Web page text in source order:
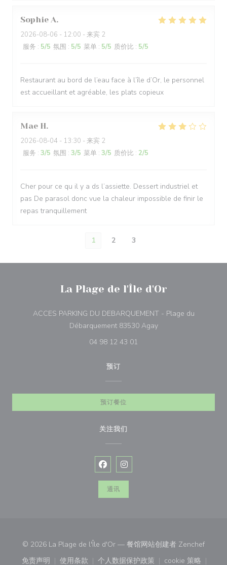
Sophie A
2026-08-06 - 12:00 - 来宾 2
服务 : 5/5 氛围 : 5/5 菜单 : 5/5 质价比 : 5/5
Restaurant au bord de l’eau face à l’île d’Or, le personnel
est accueillant et agréable, les plats copieux
Mae H
2026-08-04 - 13:30 - 来宾 2
服务 : 3/5 氛围 : 3/5 菜单 : 3/5 质价比 : 2/5
Cher pour ce qu il y a ds l’assiette. Dessert industriel et
pas De parasol donc vue la chaleur impossible de finir le
repas tranquillement
1 2 3
La Plage de l'Île d'Or
ACCES PARKING DU DEBARQUEMENT - Plage du
Débarquement 83530 Agay((在新窗口中打开))
04 98 12 43 01
预订
预订餐位
关注我们
Facebook ((在新窗口中打开))
Instagram ((在新窗口中打开))
通讯
© 2026 La Plage de l'Île d'Or — 餐馆网站创建者 Zenchef((在新
免责声明
使用条款 个人数据保护政策 cookie 策略